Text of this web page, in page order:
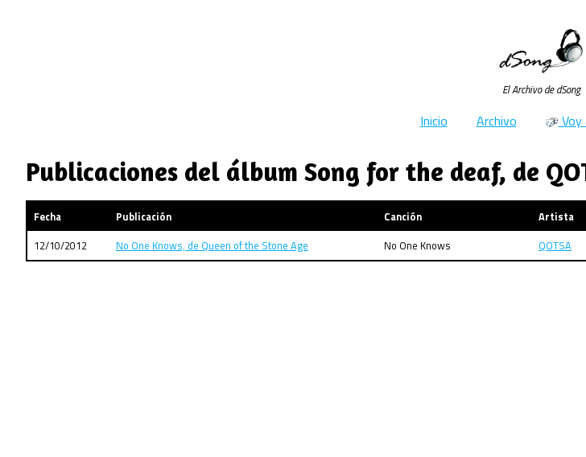
El Archivo de dSong
Inicio Archivo Voy
Publicaciones del álbum Song for the deaf, de
Fecha Publicación Canción Artista
12/10/2012
No One Knows, de Queen of the Stone Age No One Knows QOTSA